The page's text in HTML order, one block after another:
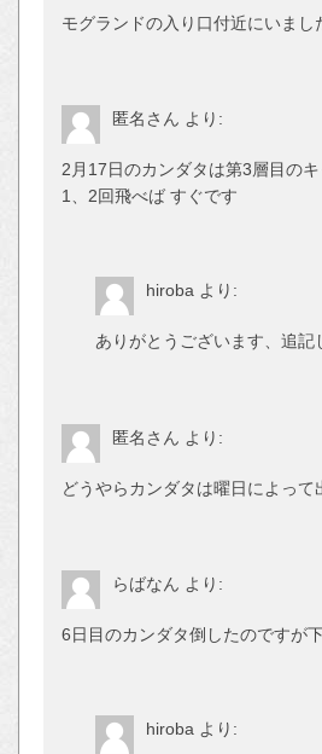
モグランドの入り口付近にいまし
匿名さん より:
2月17日のカンダタは第3層目の
1、2回飛べば すぐです
hiroba より:
ありがとうございます、追記
匿名さん より:
どうやらカンダタは曜日によっ
らばなん より:
6日目のカンダタ倒したのですが
hiroba より: